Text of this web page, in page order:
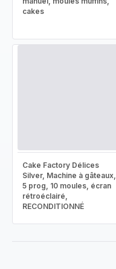
cakes
Cake Factory Délices
Silver, Machine à gâteaux,
5 prog, 10 moules, écran
rétroéclairé,
RECONDITIONNÉ